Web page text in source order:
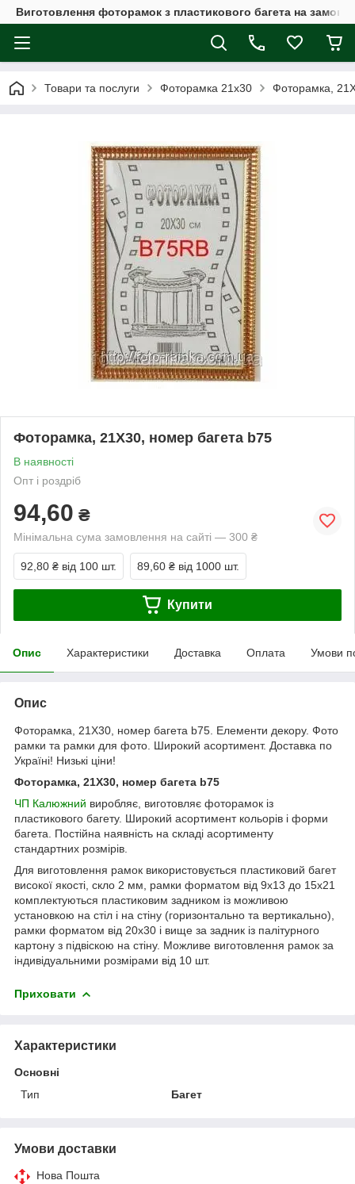
Виготовлення фоторамок з пластикового багета на
Товари та послуги Фоторамка 21х30 Фоторамка,
Фоторамка, 21Х30, номер багета b75
В наявності
Опт і роздріб
94,60 ₴
Мінімальна сума замовлення на сайті — 300 ₴
92,80 ₴ від 100 шт. 89,60 ₴ від 1000 шт.
Купити
Опис Характеристики Доставка Оплата Умови
Опис
Фоторамка, 21Х30, номер багета b75. Елементи декору. Фото
рамки та рамки для фото. Широкий асортимент. Доставка по
Україні! Низькі ціни!
Фоторамка, 21Х30, номер багета b75
ЧП Калюжний виробляє, виготовляє фоторамок із
пластикового багету. Широкий асортимент кольорів і форми
багета. Постійна наявність на складі асортименту
стандартних розмірів.
Для виготовлення рамок використовується пластиковий багет
високої якості, скло 2 мм, рамки форматом від 9х13 до 15х21
комплектуються пластиковим задником із можливою
установкою на стіл і на стіну (горизонтально та вертикально),
рамки форматом від 20х30 і вище за задник із палітурного
картону з підвіскою на стіну. Можливе виготовлення рамок за
індивідуальними розмірами від 10 шт.
Приховати
Характеристики
Основні
Тип
Багет
Умови доставки
Нова Пошта